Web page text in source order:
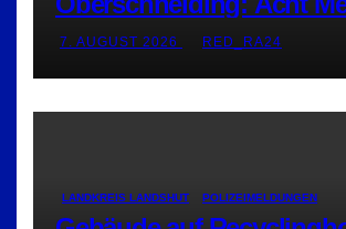
verletzt
7. AUGUST 2026 RED_RA24
LANDKREIS LANDSHUT POLIZEIMELDUNGEN